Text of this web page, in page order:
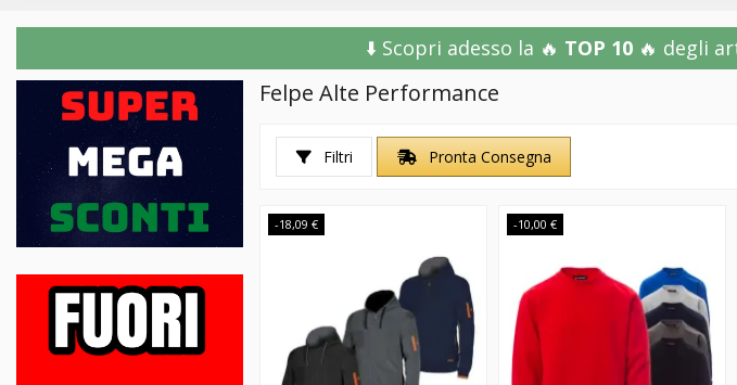
⬇️ Scopri adesso la 🔥 TOP 10🔥 degli
Felpe Alte Performance
Filtri Pronta Consegna
-18,09 € -10,00 €